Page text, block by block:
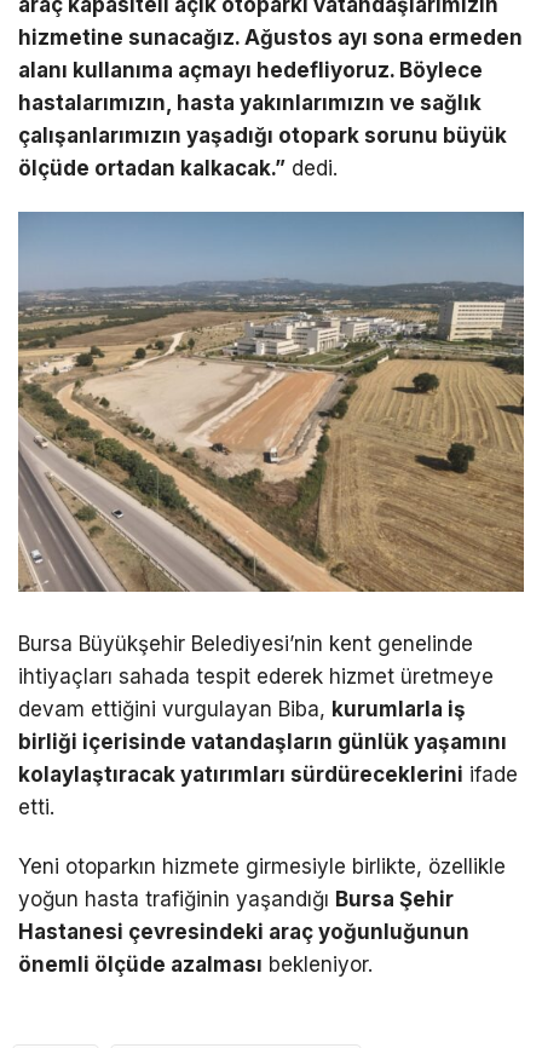
hizmetine sunacağız. Ağustos ayı sona ermeden
alanı kullanıma açmayı hedefliyoruz. Böylece
hastalarımızın, hasta yakınlarımızın ve sağlık
çalışanlarımızın yaşadığı otopark sorunu büyük
ölçüde ortadan kalkacak.” dedi.
Bursa Büyükşehir Belediyesi’nin kent genelinde
ihtiyaçları sahada tespit ederek hizmet üretmeye
devam ettiğini vurgulayan Biba, kurumlarla iş
birliği içerisinde vatandaşların günlük yaşamını
kolaylaştıracak yatırımları sürdüreceklerini ifade
etti.
Yeni otoparkın hizmete girmesiyle birlikte, özellikle
yoğun hasta trafiğinin yaşandığı Bursa Şehir
Hastanesi çevresindeki araç yoğunluğunun
önemli ölçüde azalması bekleniyor.